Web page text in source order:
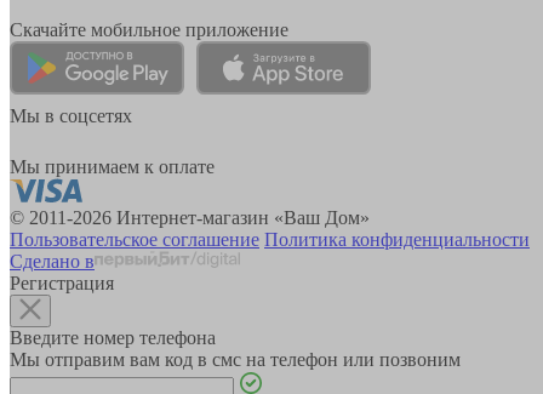
Скачайте мобильное приложение
Мы в соцсетях
Мы принимаем к оплате
© 2011-2026 Интернет-магазин «Ваш Дом»
Пользовательское соглашение Политика конфиденциальности
Сделано в
Регистрация
Введите номер телефона
Мы отправим вам код в смс на телефон или позвоним